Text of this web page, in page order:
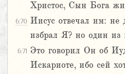
Христос, Сын Бога
6:70 Иисус отвечал им: не
избрал Я? но один из
6:71 Это говорил Он об
Искариоте, ибо сей